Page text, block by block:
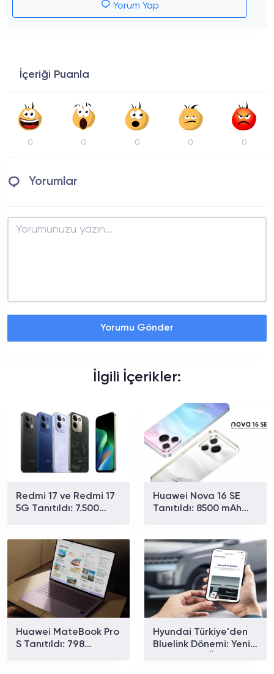
Yorum Yap
İçeriği Puanla
0 0 0 0 0
Yorumlar
Yorumu Gönder
İlgili İçerikler:
Redmi 17 ve Redmi 17
5G Tanıtıldı: 7.500
Huawei Nova 16 SE
Tanıtıldı: 8500 mAh
Çekiyor
Huawei MateBook Pro
S Tanıtıldı: 798
Hyundai Türkiye'den
Bluelink Dönemi: Yeni